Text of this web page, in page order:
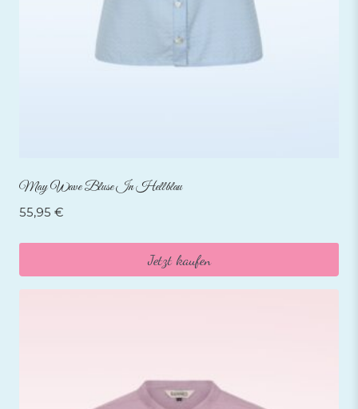
May Wave Bluse In Hellblau
55,95 €
Jetzt kaufen